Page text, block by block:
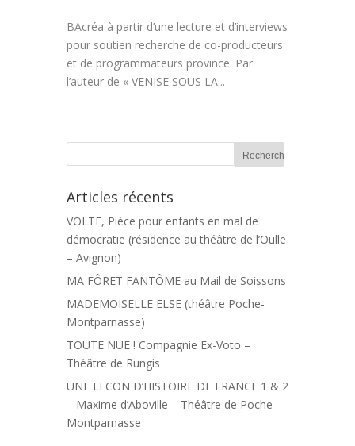
BAcréa à partir d’une lecture et d’interviews
pour soutien recherche de co-producteurs
et de programmateurs province. Par
l’auteur de « VENISE SOUS LA...
Articles récents
VOLTE, Pièce pour enfants en mal de
démocratie (résidence au théâtre de l’Oulle
– Avignon)
MA FÔRET FANTÔME au Mail de Soissons
MADEMOISELLE ELSE (théâtre Poche-
Montparnasse)
TOUTE NUE ! Compagnie Ex-Voto –
Théâtre de Rungis
UNE LECON D’HISTOIRE DE FRANCE 1 & 2
– Maxime d’Aboville – Théâtre de Poche
Montparnasse